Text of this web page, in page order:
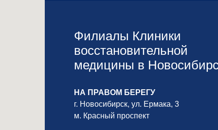
Филиалы Клиники
восстановительной
медицины в
НА ПРАВОМ БЕРЕГУ
г. Новосибирск, ул. Ермака, 3
м. Красный проспект